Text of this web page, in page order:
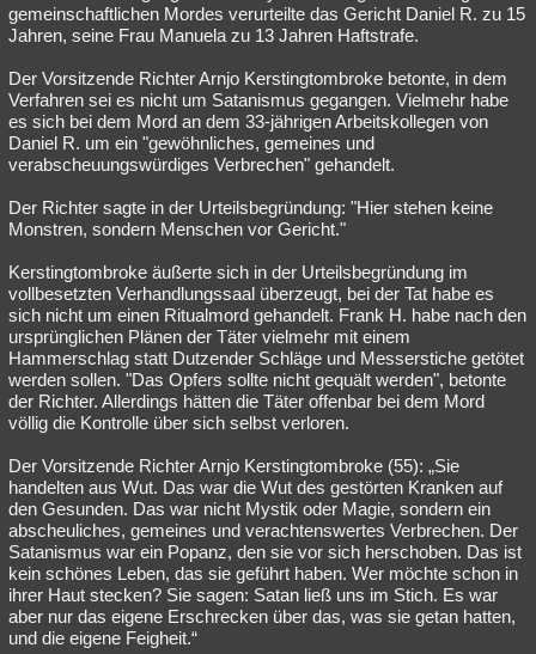
gemeinschaftlichen Mordes verurteilte das Gericht Daniel R. zu 15
Jahren, seine Frau Manuela zu 13 Jahren Haftstrafe.
Der Vorsitzende Richter Arnjo Kerstingtombroke betonte, in dem
Verfahren sei es nicht um Satanismus gegangen. Vielmehr habe
es sich bei dem Mord an dem 33-jährigen Arbeitskollegen von
Daniel R. um ein "gewöhnliches, gemeines und
verabscheuungswürdiges Verbrechen" gehandelt.
Der Richter sagte in der Urteilsbegründung: "Hier stehen keine
Monstren, sondern Menschen vor Gericht."
Kerstingtombroke äußerte sich in der Urteilsbegründung im
vollbesetzten Verhandlungssaal überzeugt, bei der Tat habe es
sich nicht um einen Ritualmord gehandelt. Frank H. habe nach den
ursprünglichen Plänen der Täter vielmehr mit einem
Hammerschlag statt Dutzender Schläge und Messerstiche getötet
werden sollen. "Das Opfers sollte nicht gequält werden", betonte
der Richter. Allerdings hätten die Täter offenbar bei dem Mord
völlig die Kontrolle über sich selbst verloren.
Der Vorsitzende Richter Arnjo Kerstingtombroke (55): „Sie
handelten aus Wut. Das war die Wut des gestörten Kranken auf
den Gesunden. Das war nicht Mystik oder Magie, sondern ein
abscheuliches, gemeines und verachtenswertes Verbrechen. Der
Satanismus war ein Popanz, den sie vor sich herschoben. Das ist
kein schönes Leben, das sie geführt haben. Wer möchte schon in
ihrer Haut stecken? Sie sagen: Satan ließ uns im Stich. Es war
aber nur das eigene Erschrecken über das, was sie getan hatten,
und die eigene Feigheit.“